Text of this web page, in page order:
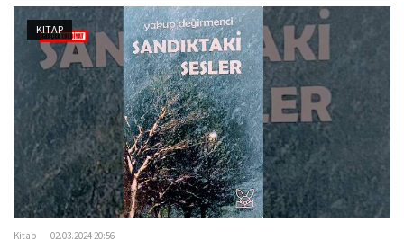
KITAP
Kitap 02.03.2024 20:56